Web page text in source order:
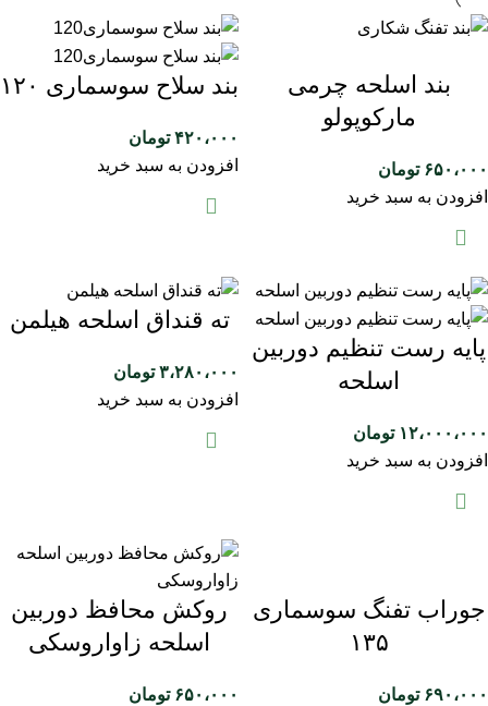
بند اسلحه چرمی
مارکوپولو
۶۵۰،۰۰۰ تومان
افزودن به سبد خرید
بند سلاح سوسماری ۱۲۰
۴۲۰،۰۰۰ تومان
افزودن به سبد خرید
پایه رست تنظیم دوربین
اسلحه
۱۲،۰۰۰،۰۰۰ تومان
افزودن به سبد خرید
ته قنداق اسلحه هیلمن
۳،۲۸۰،۰۰۰ تومان
افزودن به سبد خرید
جوراب تفنگ سوسماری
۱۳۵
۶۹۰،۰۰۰ تومان
روکش محافظ دوربین
اسلحه زاواروسکی
۶۵۰،۰۰۰ تومان